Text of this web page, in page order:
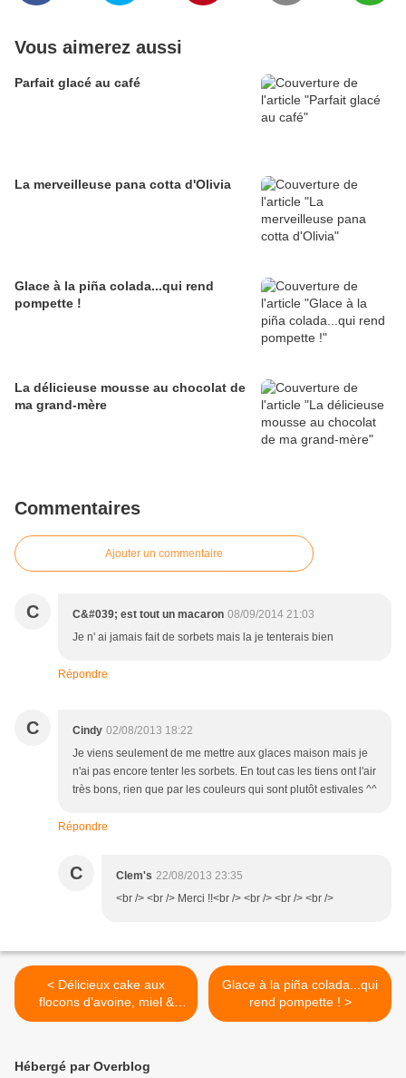
Vous aimerez aussi
Parfait glacé au café
La merveilleuse pana cotta d'Olivia
Glace à la piña colada...qui rend
pompette !
La délicieuse mousse au chocolat de
ma grand-mère
Commentaires
Ajouter un commentaire
C C&#039; est tout un macaron 08/09/2014 21:03
Je n' ai jamais fait de sorbets mais la je tenterais bien
Répondre
C Cindy 02/08/2013 18:22
Je viens seulement de me mettre aux glaces maison mais je
n'ai pas encore tenter les sorbets. En tout cas les tiens ont l'air
très bons, rien que par les couleurs qui sont plutôt estivales ^^
Répondre
C Clem's 22/08/2013 23:35
<br /> <br /> Merci !!<br /> <br /> <br /> <br />
< Délicieux cake aux
flocons d'avoine, miel &
citron
Glace à la piña colada...qui
rend pompette ! >
Hébergé par Overblog